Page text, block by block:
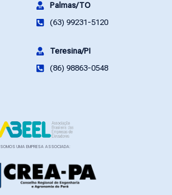
Palmas/TO
(63) 99231-5120
Teresina/PI
(86) 98863-0548
SOMOS UMA EMPRESA ASSOCIADA: